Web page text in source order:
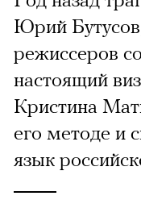
Юрий
режиссеров
настоящий
Кристина
его методе и
язык